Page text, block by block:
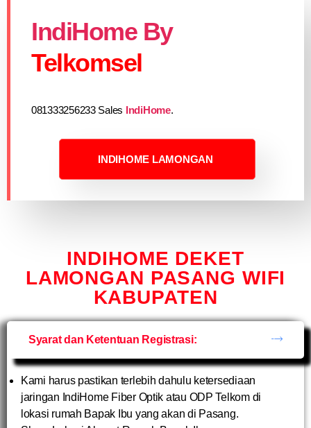
IndiHome By
Telkomsel
081333256233 Sales IndiHome.
INDIHOME LAMONGAN
INDIHOME DEKET
LAMONGAN PASANG WIFI
KABUPATEN
Syarat dan Ketentuan Registrasi:
Kami harus pastikan terlebih dahulu ketersediaan
jaringan IndiHome Fiber Optik atau ODP Telkom di
lokasi rumah Bapak Ibu yang akan di Pasang.